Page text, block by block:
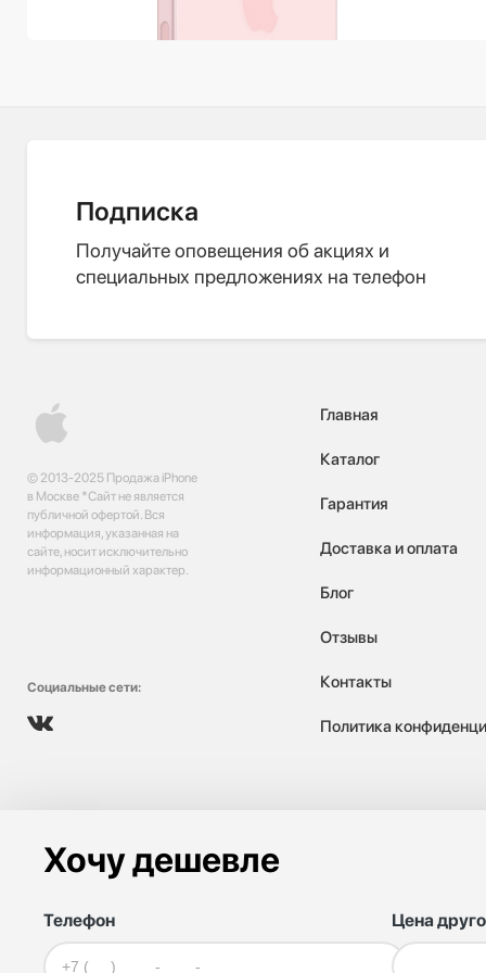
Подписка
Получайте оповещения об акциях и
специальных предложениях на телефон
© 2013-2025 Продажа iPhone
в Москве *Сайт не является
публичной офертой. Вся
информация, указанная на
сайте, носит исключительно
информационный характер.
Социальные сети:
Главная
Каталог
Гарантия
Доставка и оплата
Блог
Отзывы
Контакты
Политика
Хочу дешевле
Телефон Цена